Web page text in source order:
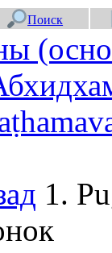
Поиск
1.